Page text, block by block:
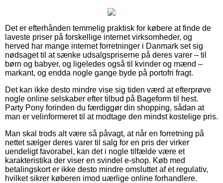
Det er efterhånden temmelig praktisk for købere at finde de
laveste priser på forskellige internet virksomheder, og
herved har mange internet forretninger i Danmark set sig
nødsaget til at sænke udsalgspriserne på deres varer – til
børn og babyer, og ligeledes også til kvinder og mænd –
markant, og endda nogle gange byde på portofri fragt.
Det kan ikke desto mindre vise sig tiden værd at efterprøve
nogle online selskaber efter tilbud på Bageform til hest.
Party Pony forinden du færdiggør din shopping, sådan at
man er velinformeret til at modtage den mindst kostelige pris.
Man skal trods alt være så påvagt, at når en forretning på
nettet sælger deres varer til salg for en pris der virker
uendeligt favorabel, kan det i nogle tilfælde være et
karakteristika der viser en svindel e-shop. Køb med
betalingskort er ikke desto mindre omsluttet af et regulativ,
hvilket sikrer køberen imod uærlige online forhandlere.